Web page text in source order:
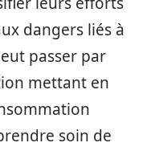
dangers liés à
passer par
mettant en
soin de